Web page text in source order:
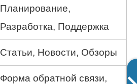
Планирование,
Разработка, Поддержка
Статьи, Новости, Обзоры
Форма обратной связи,